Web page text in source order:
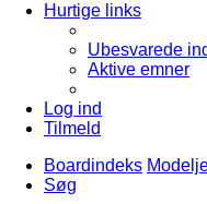
Hurtige links
Ubesvarede
Aktive emner
Log ind
Tilmeld
Boardindeks
Søg